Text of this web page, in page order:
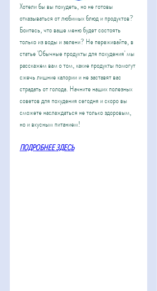
Хотели бы вы похудеть, но не готовы
отказываться от любимых блюд и продуктов?
Боитесь, что ваше меню будет состоять
только из воды и зелени? Не переживайте, в
статье 'Обычные продукты для похудения' мы
расскажем вам о том, какие продукты помогут
сжечь лишние калории и не заставят вас
страдать от голода. Начните наших полезных
советов для похудения сегодня и скоро вы
сможете наслаждаться не только здоровым,
но и вкусным питанием!
ПОДРОБНЕЕ ЗДЕСЬ